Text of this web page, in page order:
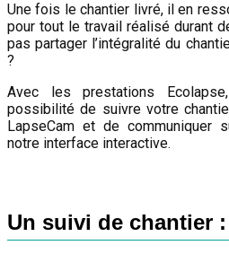
Une fois le chantier livré, il en
pour tout le travail réalisé durant
pas partager l’intégralité du
?
Avec les prestations
possibilité de suivre votre
LapseCam et de communiquer
notre interface interactive.
Un suivi de chantier :